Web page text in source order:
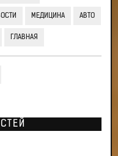
МЕДИЦИНА АВТО
ГЛАВНАЯ